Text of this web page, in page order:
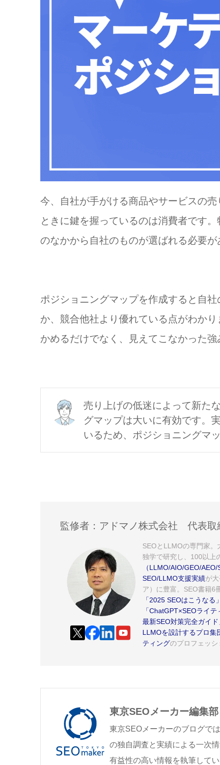
今、自社が手がける商品やサービスの
ときに鍵を握っているのは消費者です
のなかから自社のものが選ばれる必要が
ポジショニングマップを作成すると自
か、競合他社より優れている点がわか
かめるだけでなく、見えてこなかった
売り上げの低迷によって新た
グマップは大いに有効です。
いるため、ポジショニングマ
監修者：アドマノ株式会社 代表
SEOとLLMOの専門家
独学で研究し、100以上
（LLMO/AIO/GEO/
SEO/LLMO支援実績が
ア）に豊富。SEO書籍6
「2025 SEOはこうなる
「ChatGPT×SEOライ
最新SEO対策完全ガイド
LLMOを設計するプロ集
ティングのプロフェッシ
東京SEOメーカー編集部
東京SEOメーカーのブログで
の独自調査と実績による一次
有益性の高い情報を執筆して